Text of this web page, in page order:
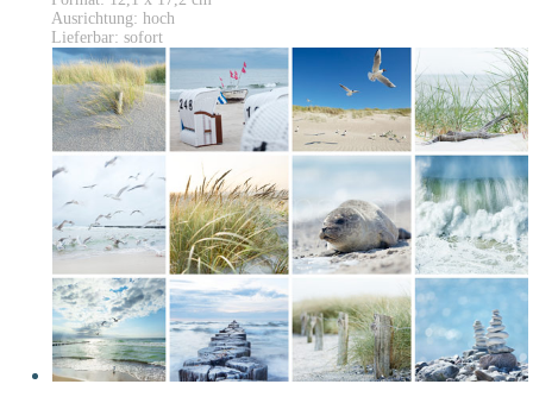
Ausrichtung: hoch
Lieferbar: sofort